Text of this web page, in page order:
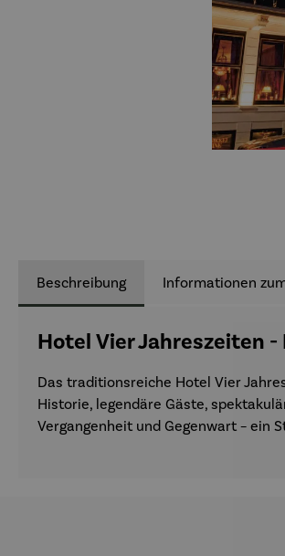
Beschreibung Informationen
Hotel Vier Jahreszeiten
Das traditionsreiche Hotel Vier
Historie, legendäre Gäste,
Vergangenheit und Gegenwart – ein